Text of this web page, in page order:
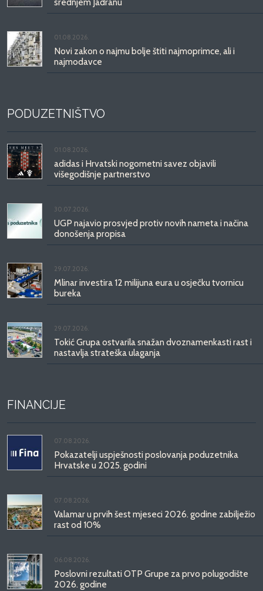
srednjem Jadranu
01.08.2026.
Novi zakon o najmu bolje štiti najmoprimce, ali i
najmodavce
PODUZETNIŠTVO
01.08.2026.
adidas i Hrvatski nogometni savez objavili
višegodišnje partnerstvo
30.07.2026.
UGP najavio prosvjed protiv novih nameta i načina
donošenja propisa
29.07.2026.
Mlinar investira 12 milijuna eura u osječku tvornicu
bureka
29.07.2026.
Tokić Grupa ostvarila snažan dvoznamenkasti rast i
nastavlja strateška ulaganja
FINANCIJE
07.08.2026.
Pokazatelji uspješnosti poslovanja poduzetnika
Hrvatske u 2025. godini
07.08.2026.
Valamar u prvih šest mjeseci 2026. godine zabilježio
rast od 10%
06.08.2026.
Poslovni rezultati OTP Grupe za prvo polugodište
2026. godine